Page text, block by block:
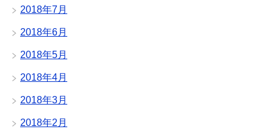
2018年7月
2018年6月
2018年5月
2018年4月
2018年3月
2018年2月